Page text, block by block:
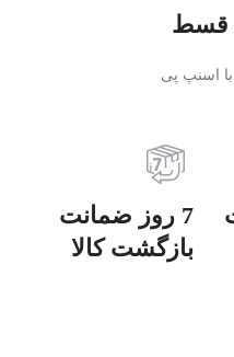
اسنپ پی
7 روز ضمانت
بازگشت کالا